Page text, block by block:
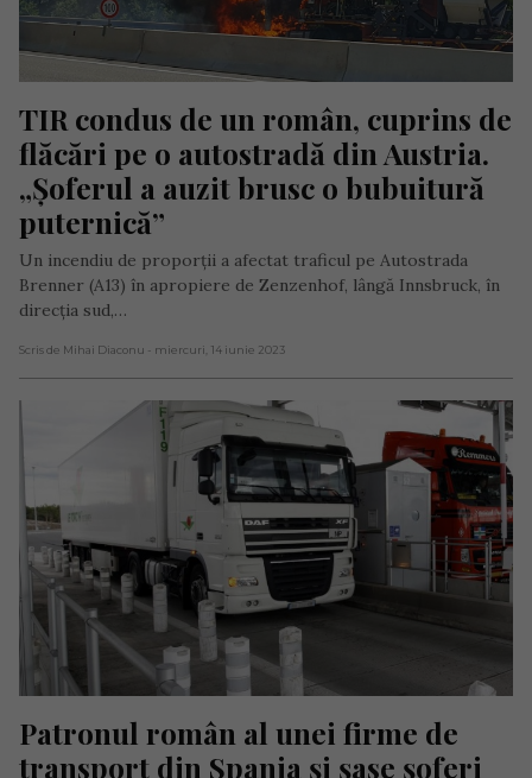
TIR condus de un român, cuprins de
flăcări pe o autostradă din Austria.
„Șoferul a auzit brusc o bubuitură
puternică”
Un incendiu de proporții a afectat traficul pe Autostrada
Brenner (A13) în apropiere de Zenzenhof, lângă Innsbruck, în
direcția sud,…
Scris de Mihai Diaconu - miercuri, 14 iunie 2023
Patronul român al unei firme de
transport din Spania și șase șoferi